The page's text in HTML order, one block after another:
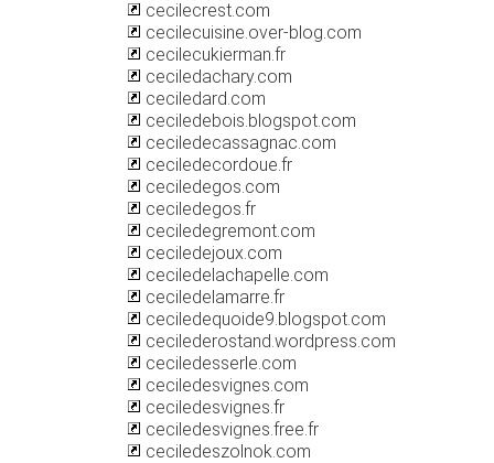
cecilecrest.com
cecilecuisine.over-blog.com
cecilecukierman.fr
ceciledachary.com
ceciledard.com
ceciledebois.blogspot.com
ceciledecassagnac.com
ceciledecordoue.fr
ceciledegos.com
ceciledegos.fr
ceciledegremont.com
ceciledejoux.com
ceciledelachapelle.com
ceciledelamarre.fr
ceciledequoide9.blogspot.com
cecilederostand.wordpress.com
ceciledesserle.com
ceciledesvignes.com
ceciledesvignes.fr
ceciledesvignes.free.fr
ceciledeszolnok.com